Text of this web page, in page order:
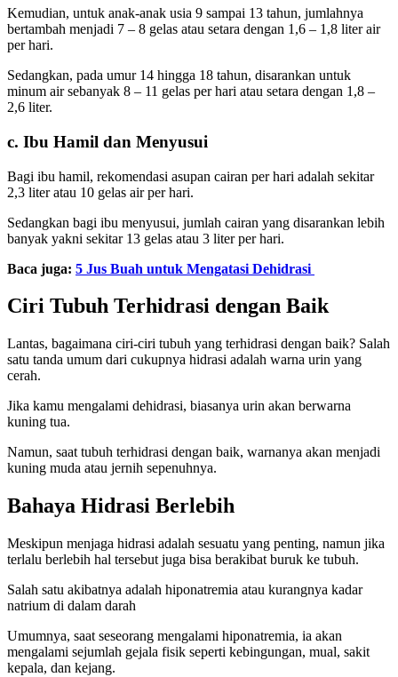
Kemudian, untuk anak-anak usia 9 sampai 13 tahun, jumlahnya
bertambah menjadi 7 – 8 gelas atau setara dengan 1,6 – 1,8 liter air
per hari.
Sedangkan, pada umur 14 hingga 18 tahun, disarankan untuk
minum air sebanyak 8 – 11 gelas per hari atau setara dengan 1,8 –
2,6 liter.
c. Ibu Hamil dan Menyusui
Bagi ibu hamil, rekomendasi asupan cairan per hari adalah sekitar
2,3 liter atau 10 gelas air per hari.
Sedangkan bagi ibu menyusui, jumlah cairan yang disarankan lebih
banyak yakni sekitar 13 gelas atau 3 liter per hari.
Baca juga: 5 Jus Buah untuk Mengatasi Dehidrasi
Ciri Tubuh Terhidrasi dengan Baik
Lantas, bagaimana ciri-ciri tubuh yang terhidrasi dengan baik? Salah
satu tanda umum dari cukupnya hidrasi adalah warna urin yang
cerah.
Jika kamu mengalami dehidrasi, biasanya urin akan berwarna
kuning tua.
Namun, saat tubuh terhidrasi dengan baik, warnanya akan menjadi
kuning muda atau jernih sepenuhnya.
Bahaya Hidrasi Berlebih
Meskipun menjaga hidrasi adalah sesuatu yang penting, namun jika
terlalu berlebih hal tersebut juga bisa berakibat buruk ke tubuh.
Salah satu akibatnya adalah hiponatremia atau kurangnya kadar
natrium di dalam darah
Umumnya, saat seseorang mengalami hiponatremia, ia akan
mengalami sejumlah gejala fisik seperti kebingungan, mual, sakit
kepala, dan kejang.